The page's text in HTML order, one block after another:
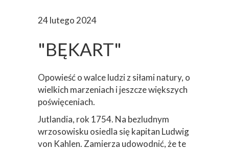
24 lutego 2024
"BĘKART"
Opowieść o walce ludzi z siłami natury, o
wielkich marzeniach i jeszcze większych
poświęceniach.
Jutlandia, rok 1754. Na bezludnym
wrzosowisku osiedla się kapitan Ludwig
von Kahlen. Zamierza udowodnić, że te